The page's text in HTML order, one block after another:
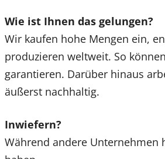
Wie ist Ihnen das gelungen?
Wir kaufen hohe Mengen ein,
produzieren weltweit. So
garantieren. Darüber hinaus
äußerst nachhaltig.
Inwiefern?
Während andere Unternehmen